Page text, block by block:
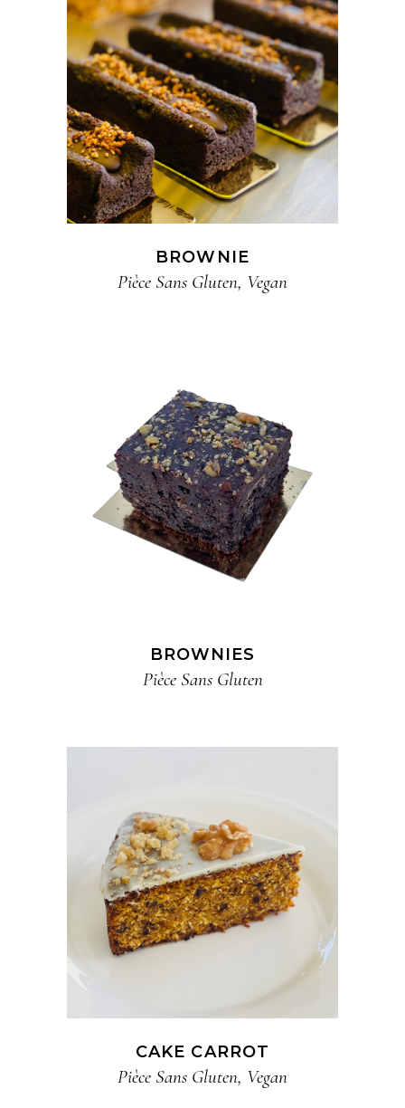
BROWNIE
Pièce​ Sans Gluten​, Vegan
BROWNIES
Pièce​ Sans Gluten​
CAKE CARROT
Pièce​ Sans Gluten​, Vegan